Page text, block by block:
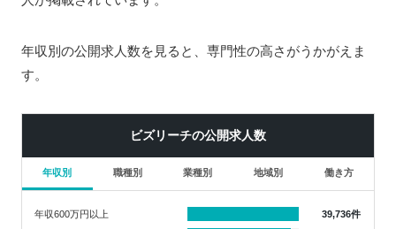
年収別の公開求人数を見ると、専門性の高さがうかがえま
す。
ビズリーチの公開求人数
年収別 職種別 業種別 地域別 働き方
年収600万円以上
39,736件